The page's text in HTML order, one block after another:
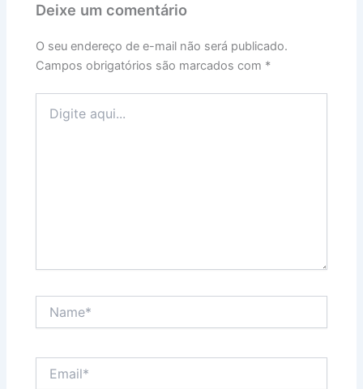
Deixe um comentário
O seu endereço de e-mail não será publicado.
Campos obrigatórios são marcados com *
aqui...